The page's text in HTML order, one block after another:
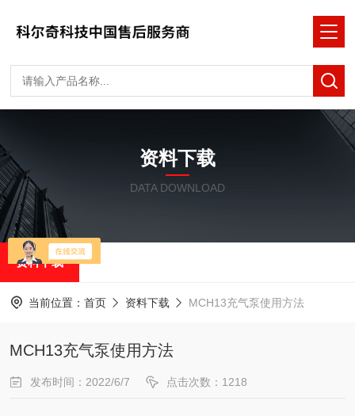
资料下载
DATA DOWNLOAD
资料下载
当前位置： 首页 资料下载 MCH13充气泵使用方法
MCH13充气泵使用方法
发布时间：2022/6/7 点击次数：1218